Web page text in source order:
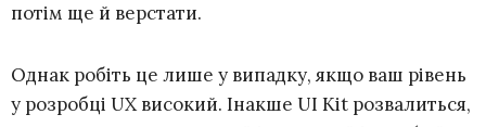
потім ще й верстати.
Однак робіть це лише у випадку, якщо ваш рівень
у розробці UX високий. Інакше UI Kit розвалиться,